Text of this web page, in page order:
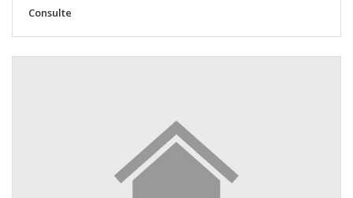
Consulte